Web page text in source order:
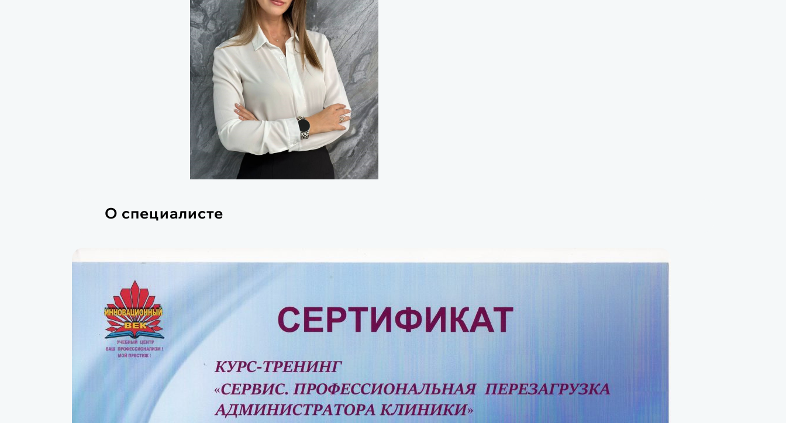
О специалисте